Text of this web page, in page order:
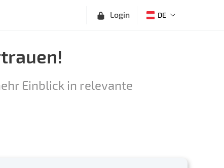
Login DE
Einblick in relevante